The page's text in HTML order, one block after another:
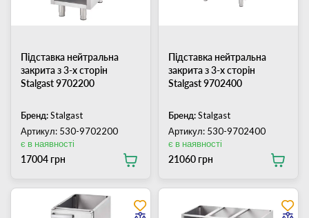
Підставка нейтральна
закрита з 3-х сторін
Stalgast 9702200
Бренд:Stalgast
Артикул: 530-9702200
17004 грн
є в наявності
Підставка нейтральна
закрита з 3-х сторін
Stalgast 9702400
Бренд:Stalgast
Артикул: 530-9702400
21060 грн
є в наявності